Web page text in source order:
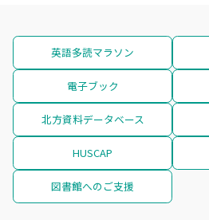
英語多読マラソン
電子ブック
北方資料データベース
HUSCAP
図書館へのご支援